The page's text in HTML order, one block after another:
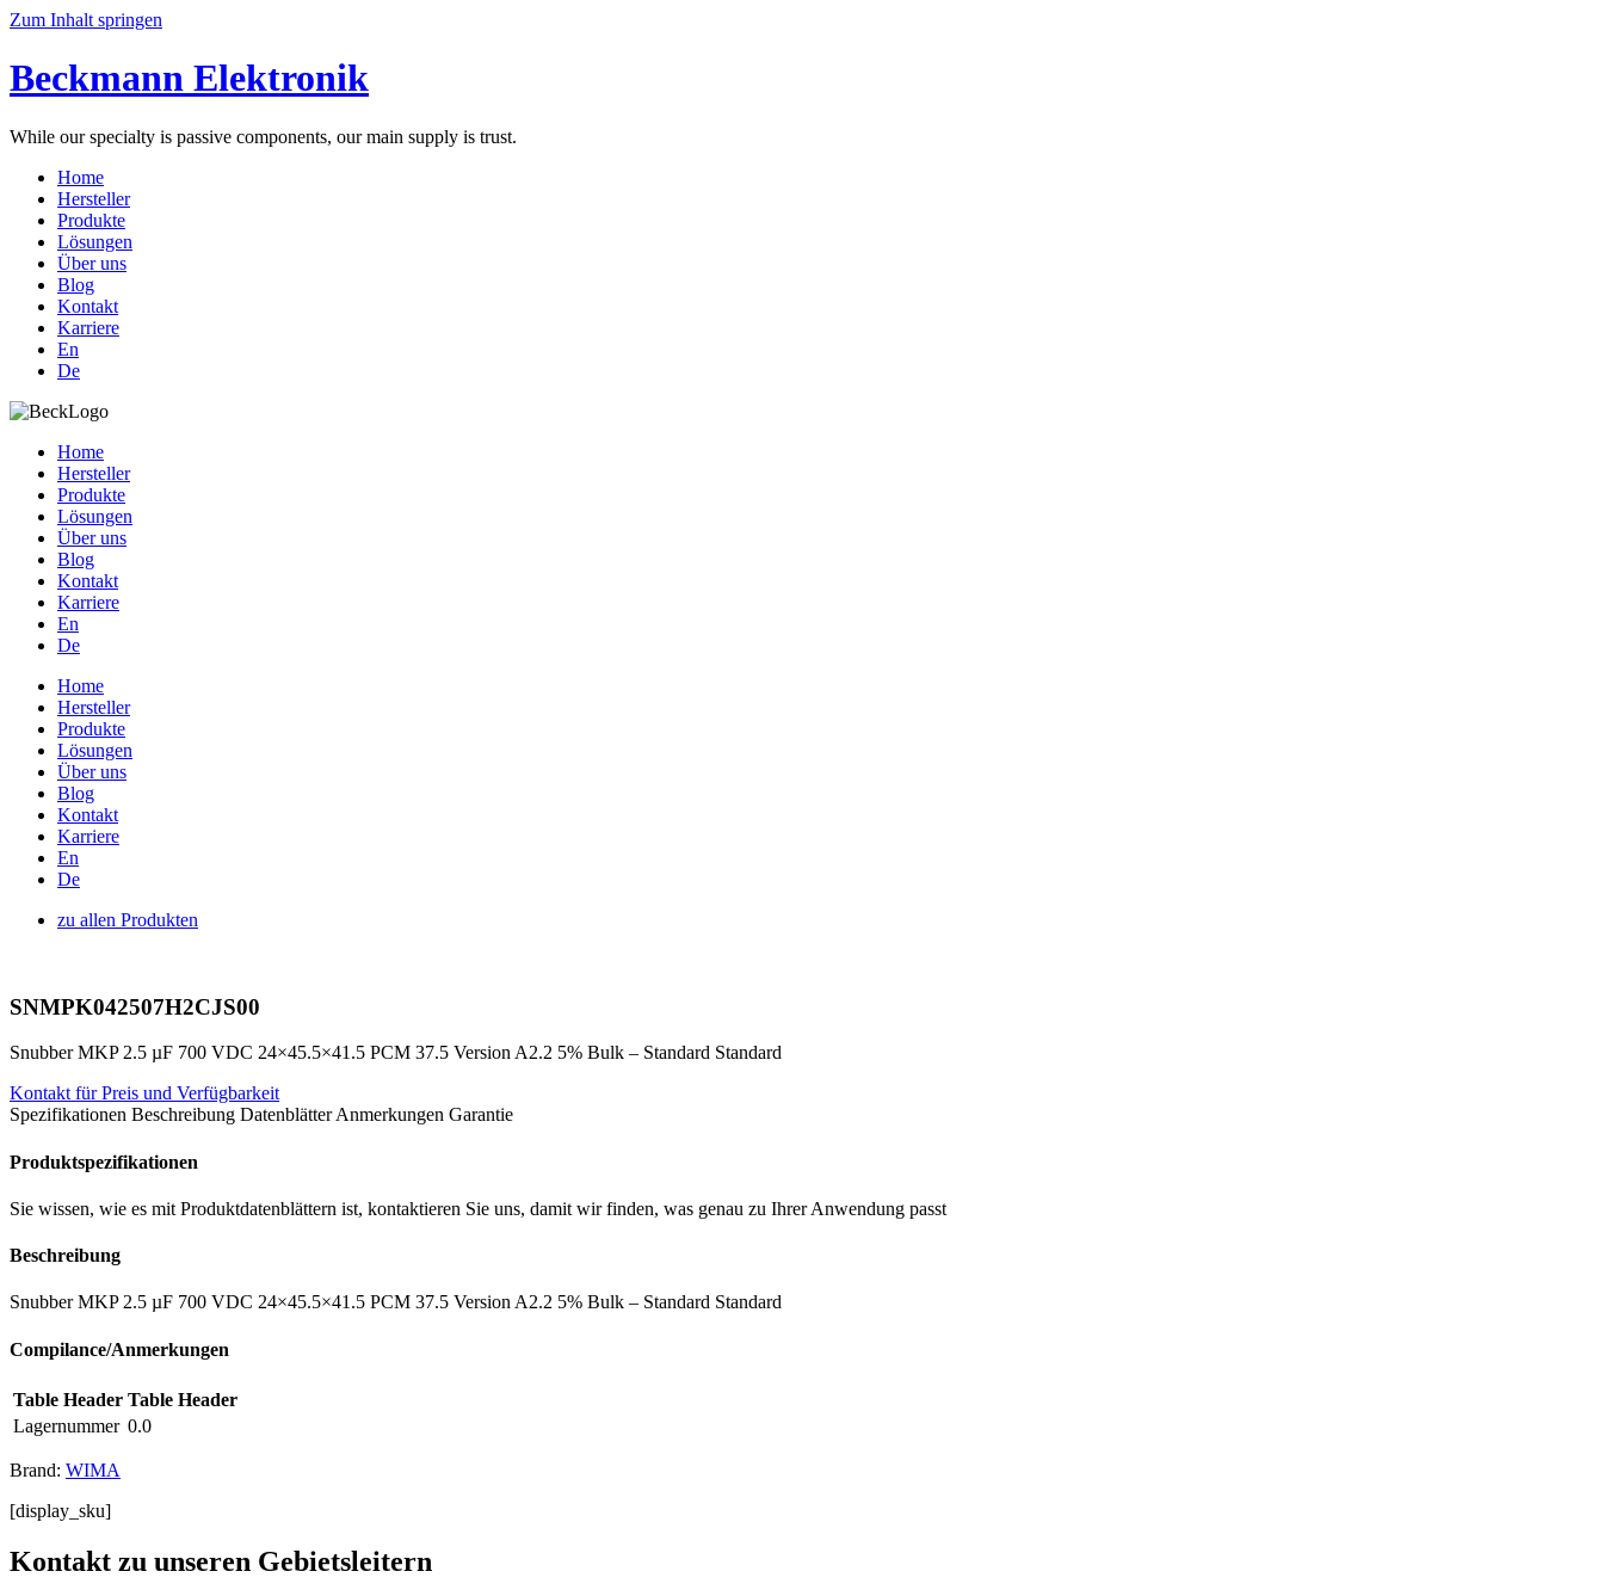
Zum Inhalt springen
Beckmann Elektronik
While our specialty is passive components, our main supply is trust.
Home
Hersteller
Produkte
Lösungen
Über uns
Blog
Kontakt
Karriere
En
De
Home
Hersteller
Produkte
Lösungen
Über uns
Blog
Kontakt
Karriere
En
De
Home
Hersteller
Produkte
Lösungen
Über uns
Blog
Kontakt
Karriere
En
De
zu allen Produkten
SNMPK042507H2CJS00
Snubber MKP 2.5 µF 700 VDC 24×45.5×41.5 PCM 37.5 Version A2.2 5% Bulk – Standard Standard
Kontakt für Preis und Verfügbarkeit
Spezifikationen Beschreibung Datenblätter Anmerkungen Garantie
Produktspezifikationen
Sie wissen, wie es mit Produktdatenblättern ist, kontaktieren Sie uns, damit wir finden, was genau zu Ihrer Anwendung passt
Beschreibung
Snubber MKP 2.5 µF 700 VDC 24×45.5×41.5 PCM 37.5 Version A2.2 5% Bulk – Standard Standard
Compilance/Anmerkungen
Table Header Table Header
Lagernummer 0.0
Brand: WIMA
[display_sku]
Kontakt zu unseren Gebietsleitern